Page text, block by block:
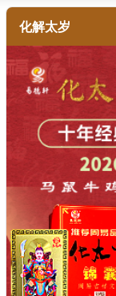
化解太岁